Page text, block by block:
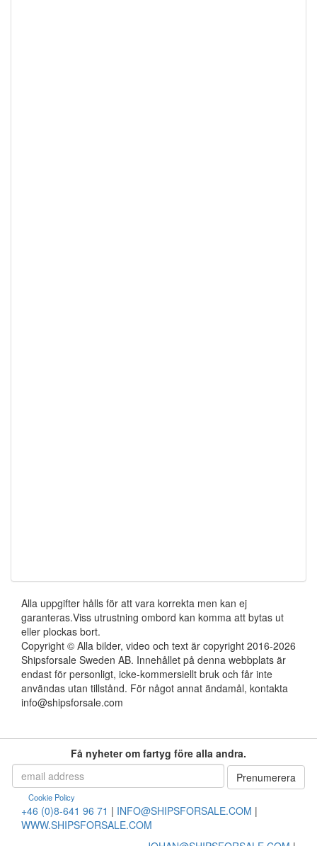
Alla uppgifter hålls för att vara korrekta men kan ej
garanteras.Viss utrustning ombord kan komma att bytas ut
eller plockas bort.
Copyright © Alla bilder, video och text är copyright 2016-2026
Shipsforsale Sweden AB. Innehållet på denna webbplats är
endast för personligt, icke-kommersiellt bruk och får inte
användas utan tillstånd. För något annat ändamål, kontakta
info@shipsforsale.com
Få nyheter om fartyg före alla andra.
Cookie Policy
+46 (0)8-641 96 71 | INFO@SHIPSFORSALE.COM |
WWW.SHIPSFORSALE.COM